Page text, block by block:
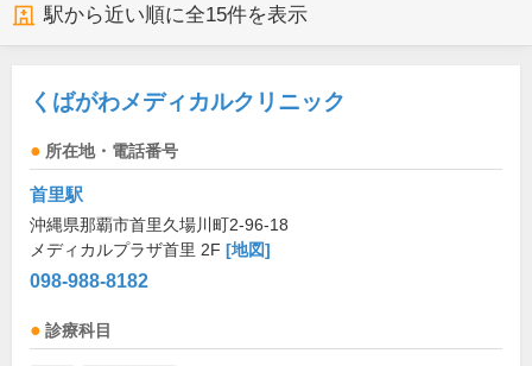
駅から近い順に全15件を表示
くばがわメディカルクリニック
所在地・電話番号
首里駅
沖縄県那覇市首里久場川町2-96-18
メディカルプラザ首里 2F [地図]
098-988-8182
診療科目